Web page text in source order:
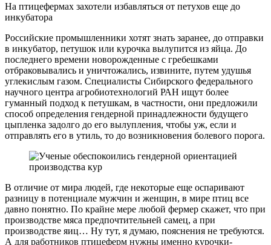
На птицефермах захотели избавляться от петухов еще до
инкубатора
Российские промышленники хотят знать заранее, до отправки
в инкубатор, петушок или курочка вылупится из яйца. До
последнего времени новорожденные с гребешками
отбраковывались и уничтожались, извините, путем удушья
углекислым газом. Специалисты Сибирского федерального
научного центра агробиотехнологий РАН ищут более
гуманный подход к петушкам, в частности, они предложили
способ определения гендерной принадлежности будущего
цыпленка задолго до его вылупления, чтобы уж, если и
отправлять его в утиль, то до возникновения болевого порога.
В отличие от мира людей, где некоторые еще оспаривают
разницу в потенциале мужчин и женщин, в мире птиц все
давно понятно. По крайне мере любой фермер скажет, что при
производстве мяса предпочтительней самец, а при
производстве яиц… Ну тут, я думаю, пояснения не требуются.
А для работников птицеферм нужны именно курочки-